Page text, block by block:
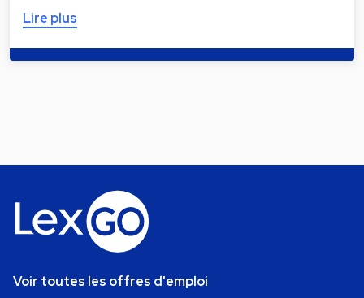
Lire plus
Voir toutes les offres d'emploi